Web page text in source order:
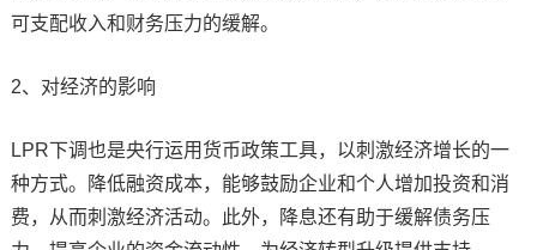
可支配收入和财务压力的缓解。
2、对经济的影响
LPR下调也是央行运用货币政策工具，以刺激经济增长的一
种方式。降低融资成本，能够鼓励企业和个人增加投资和消
费，从而刺激经济活动。此外，降息还有助于缓解债务压